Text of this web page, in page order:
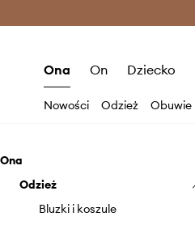
Ona On Dziecko
Nowości Odzież Obuwie
Ona
Odzież
Bluzki i koszule